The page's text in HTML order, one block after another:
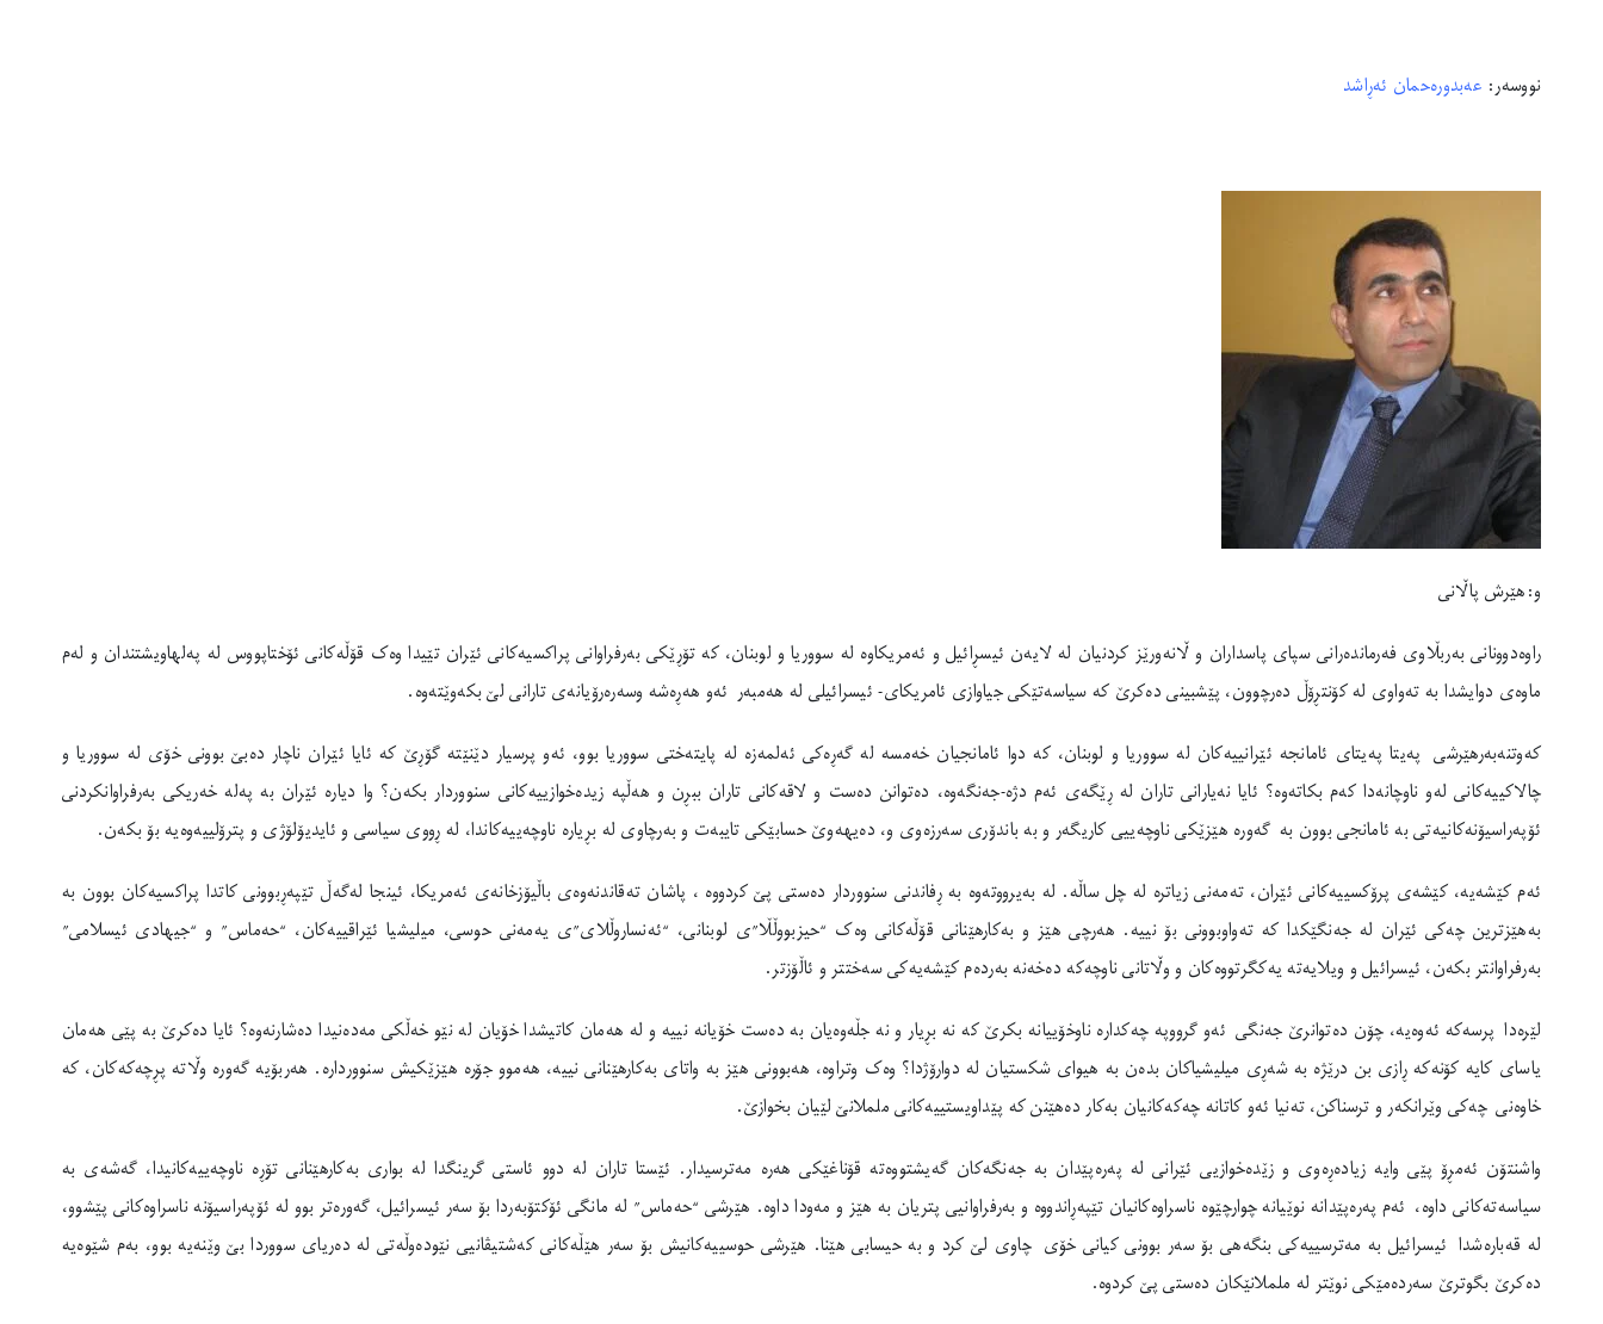
نووسەر: عەبدورەحمان ئەڕاشد
و:هێرش پاڵانی
راوەدوونانی بەربڵاوی فەرماندەرانی سپای پاسداران و ڵانەورێز کردنیان لە لایەن ئیسڕائیل و ئەمریکاوە لە سووریا و لوبنان، کە تۆڕێکی بەرفراوانی پراکسیەکانی ئێران تێیدا وەک قۆڵەکانی ئۆختاپووس لە پەلهاویشتندان و لەم
ماوەی دوایشدا بە تەواوی لە کۆنتڕۆڵ دەرچوون، پێشبینی دەکرێ کە سیاسەتێکی جیاوازی ئامریکای- ئیسرائیلی لە هەمبەر ئەو هەڕەشە وسەرەرۆیانەی تارانی لێ بکەوێتەوە.
کەوتنەبەرهێرشی پەیتا پەیتای ئامانجە ئێرانییەکان لە سووریا و لوبنان، کە دوا ئامانجیان خەمسە لە گەڕەکی ئەلمەزە لە پایتەختی سووریا بوو، ئەو پرسیار دێنێتە گۆڕێ کە ئایا ئێران ناچار دەبێ بوونی خۆی لە سووریا و
چالاکییەکانی لەو ناوچانەدا کەم بکاتەوە؟ ئایا نەیارانی تاران لە ڕێگەی ئەم دژە-جەنگەوە، دەتوانن دەست و لاقەکانی تاران ببڕن و هەڵپە زیدەخوازییەکانی سنووردار بکەن؟ وا دیارە ئێران بە پەلە خەریکی بەرفراوانکردنی
ئۆپەراسیۆنەکانیەتی بە ئامانجی بوون بە گەورە هێزێکی ناوچەییی کاریگەر و بە باندۆری سەرزەوی و، دەیهەوێ حسابێکی تایبەت و بەرچاوی لە بڕیارە ناوچەییەکاندا، لە ڕووی سیاسی و ئایدیۆلۆژی و پترۆلییەوەیە بۆ بکەن.
ئەم کێشەیە، کێشەی پرۆکسییەکانی ئێران، تەمەنی زیاترە لە چل ساڵە. لە بەیرووتەوە بە ڕفاندنی سنووردار دەستی پێ کردووە ، پاشان تەقاندنەوەی باڵیۆزخانەی ئەمریکا، ئینجا لەگەڵ تێپەڕبوونی کاتدا پراکسیەکان بوون بە
بەهێزترین چەکی ئێران لە جەنگێکدا کە تەواوبوونی بۆ نییە. هەرچی هێز و بەکارهێنانی قۆڵەکانی وەک “حیزبووڵڵا”ی لوبنانی، “ئەنساروڵلای”ی یەمەنی حوسی، میلیشیا ئێراقییەکان، “حەماس” و “جیهادی ئیسلامی”
بەرفراوانتر بکەن، ئیسرائیل و ویلایەتە یەکگرتووەکان و وڵاتانی ناوچەکە دەخەنە بەردەم کێشەیەکی سەختتر و ئاڵۆزتر.
لێرەدا پرسەکە ئەوەیە، چۆن دەتوانرێ جەنگی ئەو گرووپە چەکدارە ناوخۆییانە بکرێ کە نە بڕیار و نە جڵەوەیان بە دەست خۆیانە نییە و لە هەمان کاتیشدا خۆیان لە نێو خەڵکی مەدەنیدا دەشارنەوە؟ ئایا دەکرێ بە پێی هەمان
یاسای کایە کۆنەکە ڕازی بن درێژە بە شەڕی میلیشیاکان بدەن بە هیوای شکستیان لە دوارۆژدا؟ وەک وتراوە، هەبوونی هێز بە واتای بەکارهێنانی نییە، هەموو جۆرە هێزێکیش سنووردارە. هەربۆیە گەورە وڵاتە پڕچەکەکان، کە
خاوەنی چەکی وێرانکەر و ترسناکن، تەنیا ئەو کاتانە چەکەکانیان بەکار دەهێنن کە پێداویستییەکانی ململانێ لێیان بخوازێ.
واشنتۆن ئەمڕۆ پێی وایە زیادەڕەوی و زێدەخوازیی ئێرانی لە پەرەپێدان بە جەنگەکان گەیشتووەتە قۆناغێکی هەرە مەترسیدار. ئێستا تاران لە دوو ئاستی گرینگدا لە بواری بەکارهێنانی تۆڕە ناوچەییەکانیدا، گەشەی بە
سیاسەتەکانی داوە، ئەم پەرەپێدانە نوێیانە چوارچێوە ناسراوەکانیان تێپەڕاندووە و بەرفراوانیی پتریان بە هێز و مەودا داوە. هێرشی “حەماس” لە مانگی ئۆکتۆبەردا بۆ سەر ئیسرائیل، گەورەتر بوو لە ئۆپەراسیۆنە ناسراوەکانی پێشوو،
لە قەبارەشدا ئیسرائیل بە مەترسییەکی بنگەهی بۆ سەر بوونی کیانی خۆی چاوی لێ کرد و بە حیسابی هێنا. هێرشی حوسییەکانیش بۆ سەر هێڵەکانی کەشتیڤانیی نێودەوڵەتی لە دەریای سووردا بێ وێنەیە بوو، بەم شێوەیە
دەکرێ بگوترێ سەردەمێکی نوێتر لە ململانێکان دەستی پێ کردوە.